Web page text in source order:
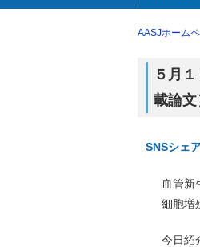
AASJホーム
５月
載論文
SNSシェ
血管新
細胞増
今日紹